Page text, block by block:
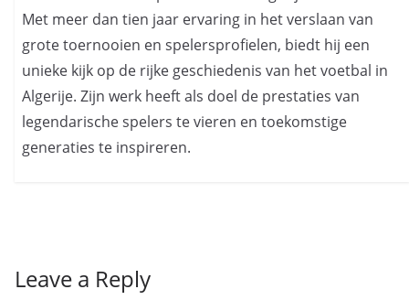
Met meer dan tien jaar ervaring in het verslaan van
grote toernooien en spelersprofielen, biedt hij een
unieke kijk op de rijke geschiedenis van het voetbal in
Algerije. Zijn werk heeft als doel de prestaties van
legendarische spelers te vieren en toekomstige
generaties te inspireren.
Leave a Reply